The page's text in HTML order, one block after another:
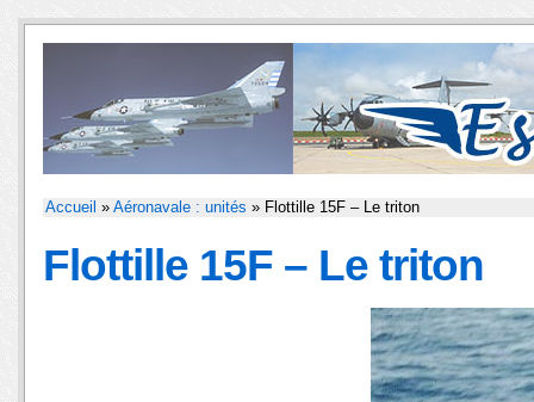
Accueil » Aéronavale : unités » Flottille 15F – Le triton
Flottille 15F – Le triton